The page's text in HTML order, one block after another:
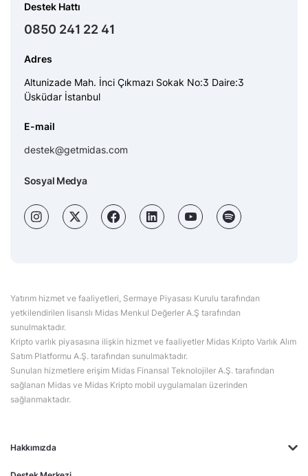
Hakkımızda
Destek Hattı
0850 241 22 41
Adres
Altunizade Mah. İnci Çıkmazı Sokak No:3 Daire:3
Üsküdar İstanbul
E-mail
destek@getmidas.com
Sosyal Medya
Yatırım hizmet ve faaliyetleri, Sermaye Piyasası Kurulu tarafından
yetkilendirilen lisanslı Midas Menkul Değerler A.Ş tarafından
sunulmaktadır.
Kripto varlık piyasasına ilişkin hizmet ve faaliyetler Midas Kripto Varlık Alım
Satım Platformu A.Ş. tarafından sunulmaktadır.
Sunulan hizmetlere erişim Midas Finansal Teknolojiler A.Ş. tarafından
sağlanan Midas ve Midas Kripto mobil uygulamaları üzerinden
sağlanmaktadır.